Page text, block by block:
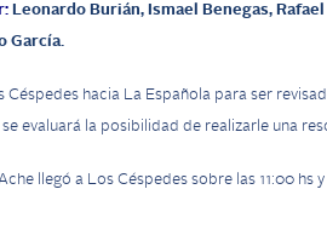
Leonardo Burián,Ismael Benegas,
García.
hacia La Española para ser
evaluará la posibilidad de realizarle una
llegó a Los Céspedes sobre las 11:00 hs